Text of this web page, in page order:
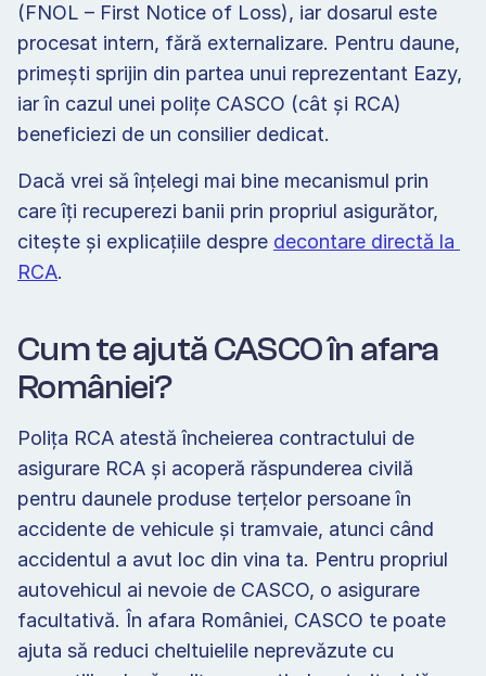
(FNOL – First Notice of Loss), iar dosarul este
procesat intern, fără externalizare. Pentru daune,
primești sprijin din partea unui reprezentant Eazy,
iar în cazul unei polițe CASCO (cât și RCA)
beneficiezi de un consilier dedicat.
Dacă vrei să înțelegi mai bine mecanismul prin
care îți recuperezi banii prin propriul asigurător,
citește și explicațiile despre decontare directă la
RCA.
Cum te ajută CASCO în afara
României?
Polița RCA atestă încheierea contractului de
asigurare RCA și acoperă răspunderea civilă
pentru daunele produse terțelor persoane în
accidente de vehicule și tramvaie, atunci când
accidentul a avut loc din vina ta. Pentru propriul
autovehicul ai nevoie de CASCO, o asigurare
facultativă. În afara României, CASCO te poate
ajuta să reduci cheltuielile neprevăzute cu